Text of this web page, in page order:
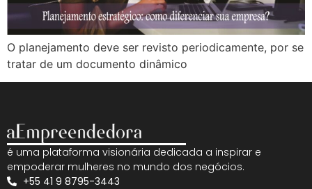
O planejamento deve ser revisto periodicamente, por se
tratar de um documento dinâmico
é uma plataforma visionária dedicada a inspirar e
empoderar mulheres no mundo dos negócios.
+55 41 9 8795-3443